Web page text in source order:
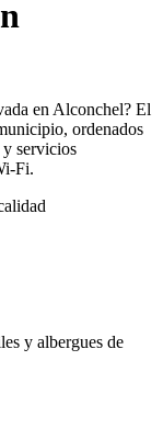
en Alconchel? El
ordenados
servicios
Fi.
y albergues de